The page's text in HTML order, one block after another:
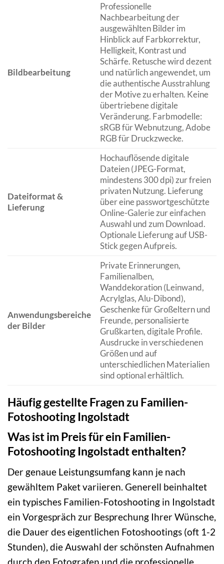
Bildbearbeitung
Professionelle
Nachbearbeitung der
ausgewählten Bilder im
Hinblick auf Farbkorrektur,
Helligkeit, Kontrast und
Schärfe. Retusche wird dezent
und natürlich angewendet, um
die authentische Ausstrahlung
der Motive zu erhalten. Keine
übertriebene digitale
Veränderung. Farbmodelle:
sRGB für Webnutzung, Adobe
RGB für Druckzwecke.
Dateiformat &
Lieferung
Hochauflösende digitale
Dateien (JPEG-Format,
mindestens 300 dpi) zur freien
privaten Nutzung. Lieferung
über eine passwortgeschützte
Online-Galerie zur einfachen
Auswahl und zum Download.
Optionale Lieferung auf USB-
Stick gegen Aufpreis.
Anwendungsbereiche
der Bilder
Private Erinnerungen,
Familienalben,
Wanddekoration (Leinwand,
Acrylglas, Alu-Dibond),
Geschenke für Großeltern und
Freunde, personalisierte
Grußkarten, digitale Profile.
Ausdrucke in verschiedenen
Größen und auf
unterschiedlichen Materialien
sind optional erhältlich.
Häufig gestellte Fragen zu Familien-
Fotoshooting Ingolstadt
Was ist im Preis für ein Familien-
Fotoshooting Ingolstadt enthalten?
Der genaue Leistungsumfang kann je nach
gewähltem Paket variieren. Generell beinhaltet
ein typisches Familien-Fotoshooting in Ingolstadt
ein Vorgespräch zur Besprechung Ihrer Wünsche,
die Dauer des eigentlichen Fotoshootings (oft 1-2
Stunden), die Auswahl der schönsten Aufnahmen
durch den Fotografen und die professionelle